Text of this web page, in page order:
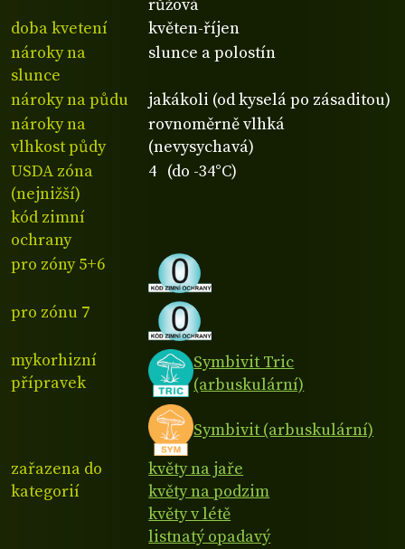
růžová
doba kvetení
květen-říjen
nároky na
slunce
slunce a polostín
nároky na půdu
jakákoli (od kyselá po zásaditou)
nároky na
vlhkost půdy
rovnoměrně vlhká
(nevysychavá)
USDA zóna
(nejnižší)
4 (do -34°C)
kód zimní
ochrany
pro zóny 5+6
pro zónu 7
mykorhizní
přípravek
Symbivit Tric
(arbuskulární)
Symbivit (arbuskulární)
zařazena do
kategorií
květy na jaře
květy na podzim
květy v létě
listnatý opadavý